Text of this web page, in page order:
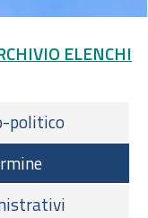
ELENCHI
politico